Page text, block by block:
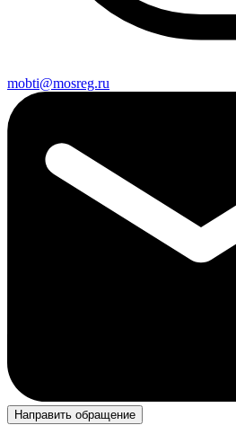
mobti@mosreg.ru
Направить обращение